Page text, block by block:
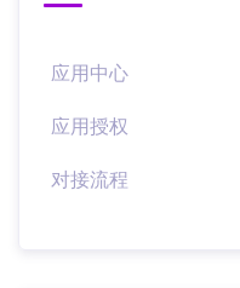
应用中心
应用授权
对接流程